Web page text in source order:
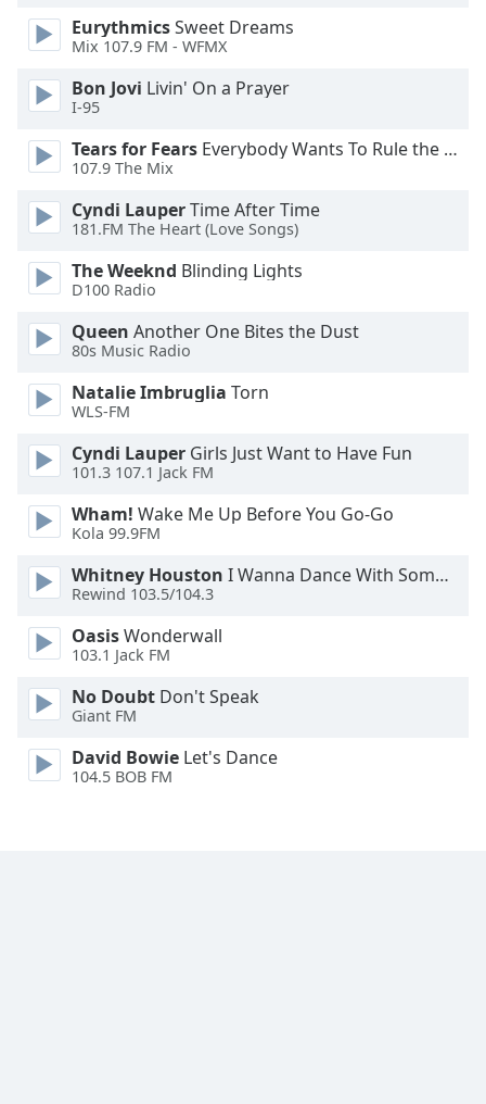
cancel
window.
Background
Color
Opacity
Caption
Area
Background
EurythmicsSweet Dreams
Mix 107.9 FM - WFMX
Bon Jovi Livin' On a Prayer
I-95
Tears for Fears Everybody Wants To Rule the World
107.9 The Mix
Cyndi LauperTime After Time
181.FM The Heart (Love Songs)
The Weeknd Blinding Lights
D100 Radio
Queen Another One Bites the Dust
80s Music Radio
Natalie Imbruglia Torn
WLS-FM
Cyndi Lauper Girls Just Want to Have Fun
101.3 107.1 Jack FM
Wham! Wake Me Up Before You Go-Go
Kola 99.9FM
Whitney Houston I Wanna Dance With Somebody
Rewind 103.5/104.3
OasisWonderwall
103.1 Jack FM
No Doubt Don't Speak
Giant FM
David Bowie Let's Dance
104.5 BOB FM